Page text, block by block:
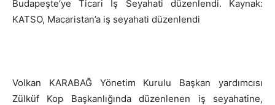
Budapeşte’ye Ticari İş Seyahati düzenlendi. Kaynak:
KATSO, Macaristan’a iş seyahati düzenlendi
Volkan KARABAĞ Yönetim Kurulu Başkan yardımcısı
Zülküf Kop Başkanlığında düzenlenen iş seyahatine,